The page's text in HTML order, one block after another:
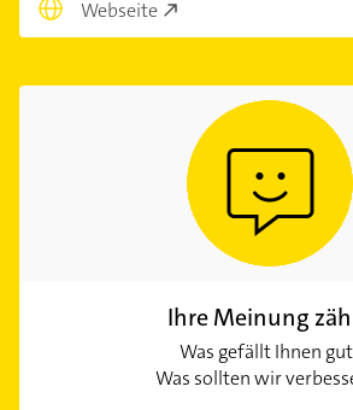
Webseite
Ihre Meinung
Was gefällt Ihnen
Was sollten wir